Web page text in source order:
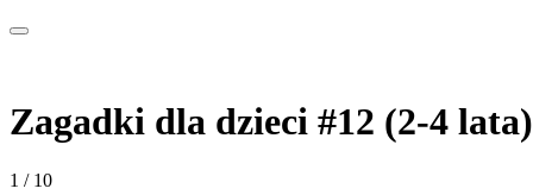
Zagadki dla dzieci #12 (2-4 lata)
1 / 10